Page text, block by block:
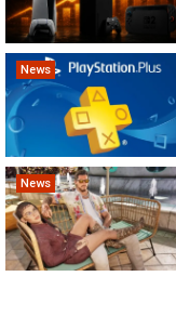
News
News